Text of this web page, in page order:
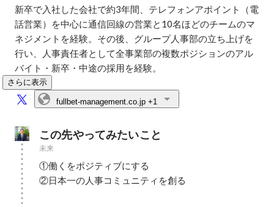
新卒で入社した会社で約3年間、テレフォンアポイント（電
話営業）を中心に通信回線の営業と10名ほどのチームのマ
ネジメントを経験。その後、グループ人事部の立ち上げを
行い、人事責任者として全事業部の複数ポジションのアル
バイト・新卒・中途の採用を経験。
さらに表示
fullbet-management.co.jp +1
この先やってみたいこと
未来
①働くをポジティブにする
②日本一の人事コミュニティを創る